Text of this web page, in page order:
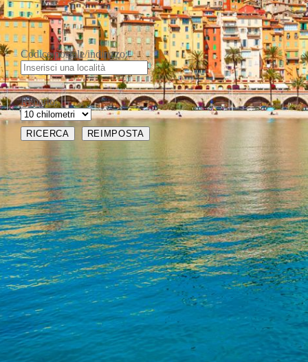
Codice postale/indirizzo:
Reparto: